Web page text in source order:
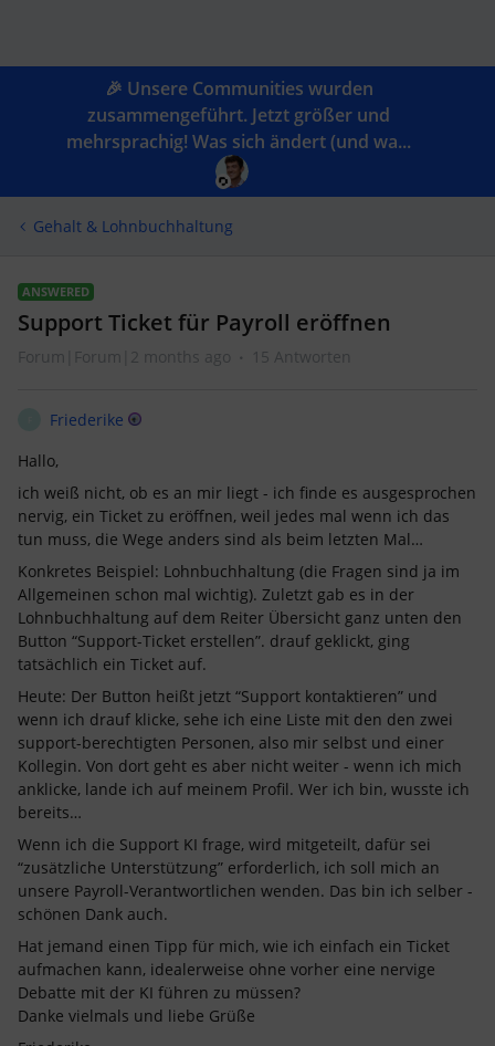
🎉 Unsere Communities wurden
zusammengeführt. Jetzt größer und
mehrsprachig! Was sich ändert (und wa...
Gehalt & Lohnbuchhaltung
ANSWERED
Support Ticket für Payroll eröffnen
Forum|Forum|2 months ago 15 Antworten
Friederike
Hallo,
ich weiß nicht, ob es an mir liegt - ich finde es ausgesprochen
nervig, ein Ticket zu eröffnen, weil jedes mal wenn ich das
tun muss, die Wege anders sind als beim letzten Mal…
Konkretes Beispiel: Lohnbuchhaltung (die Fragen sind ja im
Allgemeinen schon mal wichtig). Zuletzt gab es in der
Lohnbuchhaltung auf dem Reiter Übersicht ganz unten den
Button “Support-Ticket erstellen”. drauf geklickt, ging
tatsächlich ein Ticket auf.
Heute: Der Button heißt jetzt “Support kontaktieren” und
wenn ich drauf klicke, sehe ich eine Liste mit den den zwei
support-berechtigten Personen, also mir selbst und einer
Kollegin. Von dort geht es aber nicht weiter - wenn ich mich
anklicke, lande ich auf meinem Profil. Wer ich bin, wusste ich
bereits…
Wenn ich die Support KI frage, wird mitgeteilt, dafür sei
“zusätzliche Unterstützung” erforderlich, ich soll mich an
unsere Payroll-Verantwortlichen wenden. Das bin ich selber -
schönen Dank auch.
Hat jemand einen Tipp für mich, wie ich einfach ein Ticket
aufmachen kann, idealerweise ohne vorher eine nervige
Debatte mit der KI führen zu müssen?
Danke vielmals und liebe Grüße